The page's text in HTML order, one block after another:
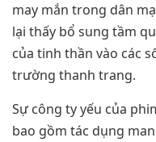
may mắn trong dân
lại thấy bổ sung tầm
của tinh thần vào các
trường thanh trang.
Sự công ty yếu của
bao gồm tác dụng